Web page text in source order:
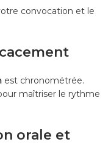
convocation et le
est chronométrée.
maîtriser le rythme
orale et